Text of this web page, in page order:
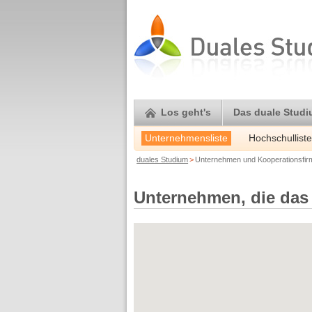
Los geht's Das duale
Unternehmensliste Hochschulliste
duales Studium> Unternehmen und
Unternehmen, die